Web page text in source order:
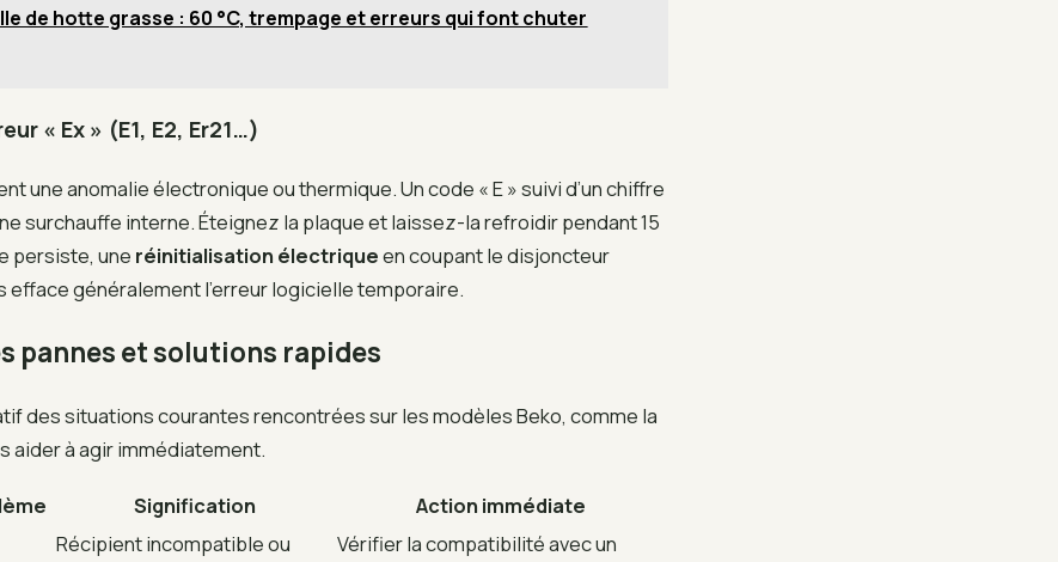
de hotte grasse : 60 °C, trempage et erreurs qui font chuter
« Ex » (E1, E2, Er21…)
une anomalie électronique ou thermique. Un code « E » suivi d’un chiffre
surchauffe interne. Éteignez la plaque et laissez-la refroidir pendant 15
persiste, une réinitialisation électriqueen coupant le disjoncteur
efface généralement l’erreur logicielle temporaire.
pannes et solutions rapides
des situations courantes rencontrées sur les modèles Beko, comme la
aider à agir immédiatement.
Signification
Action immédiate
Récipient incompatible ou
Vérifier la compatibilité avec un